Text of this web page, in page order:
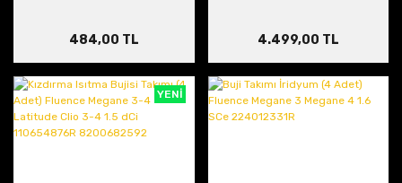
484,00 TL 4.499,00 TL
YENİ